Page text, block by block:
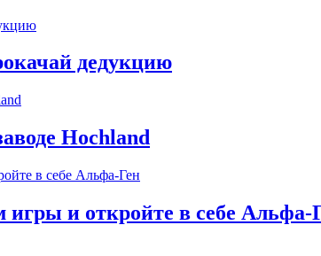
дедукцию
Hochland
игры и откройте в себе Альфа-